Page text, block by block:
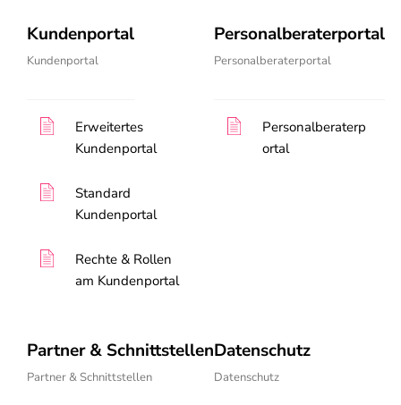
Kundenportal
Kundenportal
Erweitertes
Kundenportal
Standard
Kundenportal
Rechte & Rollen
am Kundenportal
Personalberaterportal
Personalberaterportal
Personalberaterp
ortal
Partner & Schnittstellen
Partner & Schnittstellen
Datenschutz
Datenschutz